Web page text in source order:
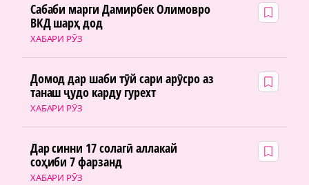
ХАБАРИ РӮЗ
Сабаби марги Дамирбек Олимовро
ВКД шарҳ дод
ХАБАРИ РӮЗ
Домод дар шаби тӯй сари арӯсро аз
танаш ҷудо карду гурехт
ХАБАРИ РӮЗ
Дар синни 17 солагӣ аллакай
соҳиби 7 фарзанд